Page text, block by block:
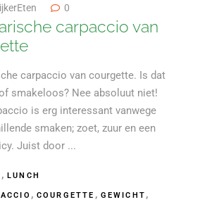
0
carpaccio van
carpaccio van courgette. Is dat
smakeloos? Nee absoluut niet!
is erg interessant vanwege
smaken; zoet, zuur en een
Juist door
, LUNCH
, COURGETTE , GEWICHT ,